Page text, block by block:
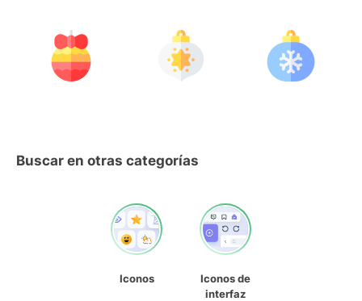
Buscar en otras categorías
Iconos
Iconos de
interfaz